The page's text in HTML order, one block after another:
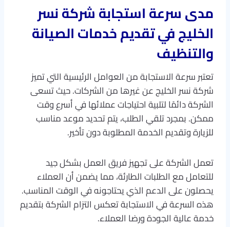
مدى سرعة استجابة شركة نسر
الخليج في تقديم خدمات الصيانة
والتنظيف
تعتبر سرعة الاستجابة من العوامل الرئيسية التي تميز
شركة نسر الخليج عن غيرها من الشركات. حيث تسعى
الشركة دائمًا لتلبية احتياجات عملائها في أسرع وقت
ممكن. بمجرد تلقي الطلب، يتم تحديد موعد مناسب
للزيارة وتقديم الخدمة المطلوبة دون تأخير.
تعمل الشركة على تجهيز فريق العمل بشكل جيد
للتعامل مع الطلبات الطارئة، مما يضمن أن العملاء
يحصلون على الدعم الذي يحتاجونه في الوقت المناسب.
هذه السرعة في الاستجابة تعكس التزام الشركة بتقديم
خدمة عالية الجودة ورضا العملاء.